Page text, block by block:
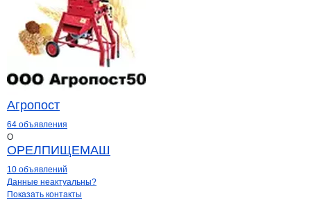
Агропост
64 объявления
О
ОРЕЛПИЩЕМАШ
10 объявлений
Контактыкомпании
+7(800)000-00-..
Данные неактуальны?
Показать контакты